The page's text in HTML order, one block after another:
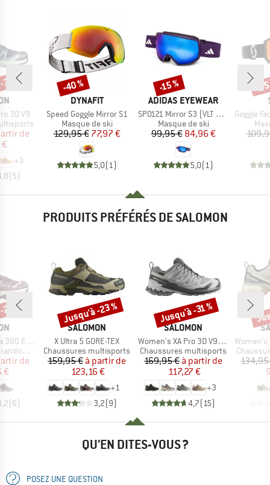
3D V9
réduit
de
+3
(5)
%
MARQUE
DYNAFIT
Article
Speed Goggle Mirror S1
Product group
Masque de ski
Prix
129,95 €Prix réduit
77,97 €
5,0(1 )
Remise
-40 %
MARQUE
ADIDAS EYEWEAR
Article
SP0121 Mirror S3 (VLT 11%)
Product group
Masque de ski
Prix
99,95 €Prix réduit
84,96 €
5,0(1 )
Remise
-15 %
Article
Goggle Factor Pro
-
PRODUITS PRÉFÉRÉS DE SALOMON
Mid GTX
réduit
de
€
(6)
%
MARQUE
SALOMON
Article
X Ultra 5 GORE-TEX
Product group
Chaussures multisports
Prix
159,95 € Prix réduit
à partir de
123,16 €
+1
3,2(9)
Remise
Jusqu'à -23 %
MARQUE
SALOMON
Article
Women's XA Pro 3D V9 GTX
Product group
Chaussures multisports
Prix
169,95 € Prix réduit
à partir de
117,27 €
+3
4,7(15)
Remise
Jusqu'à -31 %
Article
Women's
Product
QU'EN DITES-VOUS ?
POSEZ UNE QUESTION